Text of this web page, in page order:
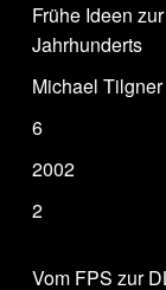
Frühe Ideen
Jahrhunderts
Michael Tilgner
6
2002
2
Vom FPS zur